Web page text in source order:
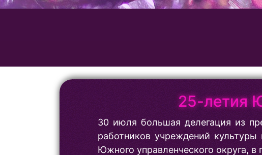
25-летия
30 июля большая делегация из
работников учреждений
Южного управленческого округа, в